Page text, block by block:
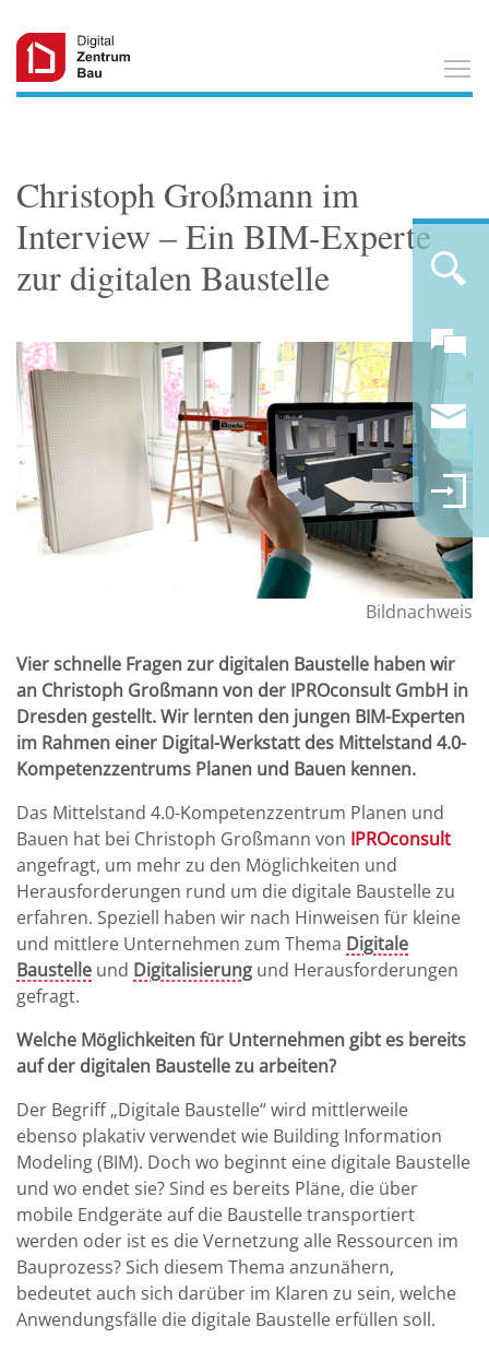
Christoph Großmann im
Interview – Ein BIM-Experte
zur digitalen Baustelle
Bildnachweis
Vier schnelle Fragen zur digitalen Baustelle haben wir
an Christoph Großmann von der IPROconsult GmbH in
Dresden gestellt. Wir lernten den jungen BIM-Experten
im Rahmen einer Digital-Werkstatt des Mittelstand 4.0-
Kompetenzzentrums Planen und Bauen kennen.
Das Mittelstand 4.0-Kompetenzzentrum Planen und
Bauen hat bei Christoph Großmann von IPROconsult
angefragt, um mehr zu den Möglichkeiten und
Herausforderungen rund um die digitale Baustelle zu
erfahren. Speziell haben wir nach Hinweisen für kleine
und mittlere Unternehmen zum Thema Digitale
Baustelle und Digitalisierung und Herausforderungen
gefragt.
Welche Möglichkeiten für Unternehmen gibt es bereits
auf der digitalen Baustelle zu arbeiten?
Der Begriff „Digitale Baustelle“ wird mittlerweile
ebenso plakativ verwendet wie Building Information
Modeling (BIM). Doch wo beginnt eine digitale Baustelle
und wo endet sie? Sind es bereits Pläne, die über
mobile Endgeräte auf die Baustelle transportiert
werden oder ist es die Vernetzung alle Ressourcen im
Bauprozess? Sich diesem Thema anzunähern,
bedeutet auch sich darüber im Klaren zu sein, welche
Anwendungsfälle die digitale Baustelle erfüllen soll.